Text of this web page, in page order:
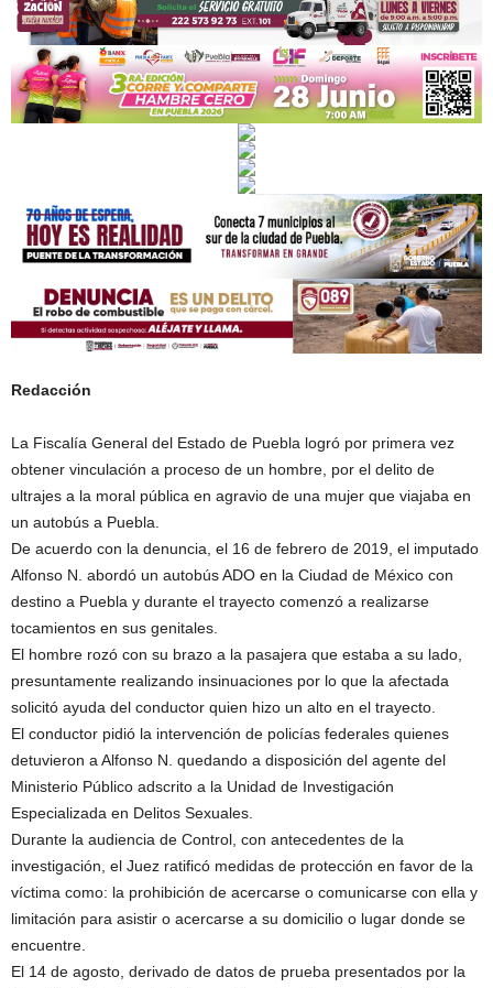
Redacción
La Fiscalía General del Estado de Puebla logró por primera vez
obtener vinculación a proceso de un hombre, por el delito de
ultrajes a la moral pública en agravio de una mujer que viajaba en
un autobús a Puebla.
De acuerdo con la denuncia, el 16 de febrero de 2019, el imputado
Alfonso N. abordó un autobús ADO en la Ciudad de México con
destino a Puebla y durante el trayecto comenzó a realizarse
tocamientos en sus genitales.
El hombre rozó con su brazo a la pasajera que estaba a su lado,
presuntamente realizando insinuaciones por lo que la afectada
solicitó ayuda del conductor quien hizo un alto en el trayecto.
El conductor pidió la intervención de policías federales quienes
detuvieron a Alfonso N. quedando a disposición del agente del
Ministerio Público adscrito a la Unidad de Investigación
Especializada en Delitos Sexuales.
Durante la audiencia de Control, con antecedentes de la
investigación, el Juez ratificó medidas de protección en favor de la
víctima como: la prohibición de acercarse o comunicarse con ella y
limitación para asistir o acercarse a su domicilio o lugar donde se
encuentre.
El 14 de agosto, derivado de datos de prueba presentados por la